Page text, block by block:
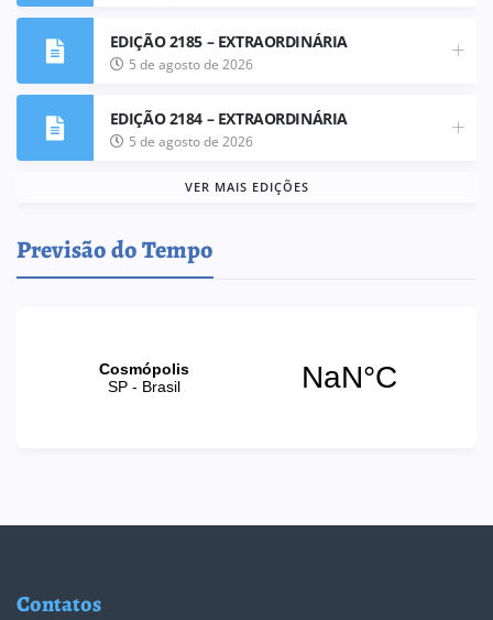
EDIÇÃO 2185 – EXTRAORDINÁRIA
5 de agosto de 2026
EDIÇÃO 2184 – EXTRAORDINÁRIA
5 de agosto de 2026
VER MAIS EDIÇÕES
Previsão do Tempo
Contatos